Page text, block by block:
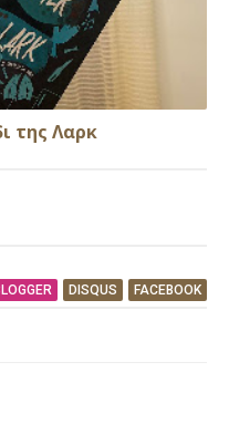
της Λαρκ
DISQUS FACEBOOK